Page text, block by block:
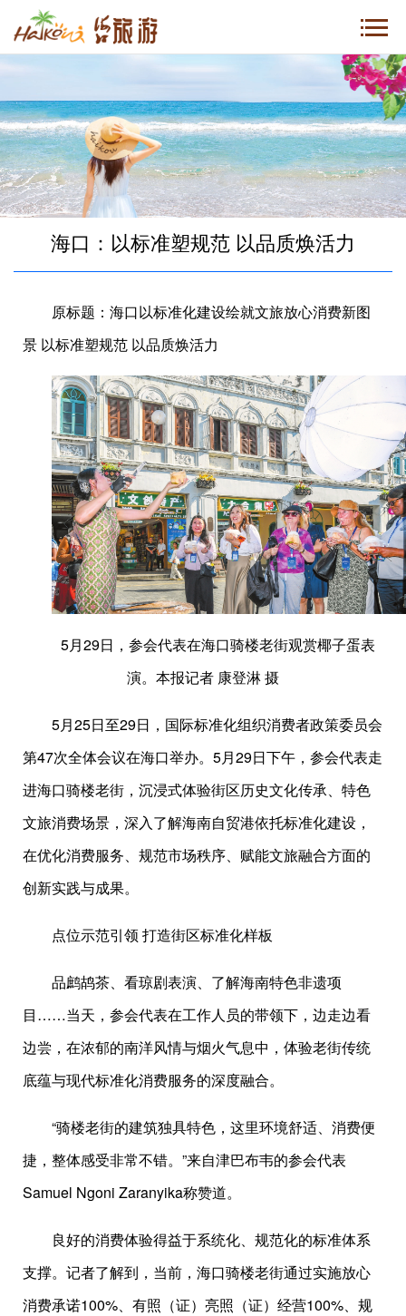
海口：以标准塑规范 以品质焕活力
原标题：海口以标准化建设绘就文旅放心消费新图
景 以标准塑规范 以品质焕活力
5月29日，参会代表在海口骑楼老街观赏椰子蛋表
演。本报记者 康登淋 摄
5月25日至29日，国际标准化组织消费者政策委员会
第47次全体会议在海口举办。5月29日下午，参会代表走
进海口骑楼老街，沉浸式体验街区历史文化传承、特色
文旅消费场景，深入了解海南自贸港依托标准化建设，
在优化消费服务、规范市场秩序、赋能文旅融合方面的
创新实践与成果。
点位示范引领 打造街区标准化样板
品鹧鸪茶、看琼剧表演、了解海南特色非遗项
目……当天，参会代表在工作人员的带领下，边走边看
边尝，在浓郁的南洋风情与烟火气息中，体验老街传统
底蕴与现代标准化消费服务的深度融合。
“骑楼老街的建筑独具特色，这里环境舒适、消费便
捷，整体感受非常不错。”来自津巴布韦的参会代表
Samuel Ngoni Zaranyika称赞道。
良好的消费体验得益于系统化、规范化的标准体系
支撑。记者了解到，当前，海口骑楼老街通过实施放心
消费承诺100%、有照（证）亮照（证）经营100%、规